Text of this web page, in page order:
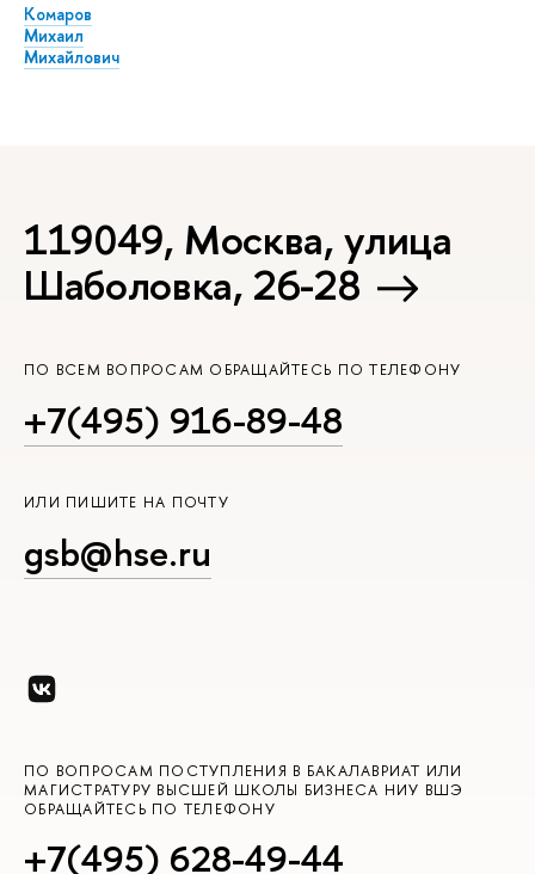
Комаров
Михаил
Михайлович
119049, Москва, улица
Шаболовка, 26-28
ПО ВСЕМ ВОПРОСАМ ОБРАЩАЙТЕСЬ ПО ТЕЛЕФОНУ
+7(495) 916-89-48
ИЛИ ПИШИТЕ НА ПОЧТУ
gsb@hse.ru
ПО ВОПРОСАМ ПОСТУПЛЕНИЯ В БАКАЛАВРИАТ ИЛИ
МАГИСТРАТУРУ ВЫСШЕЙ ШКОЛЫ БИЗНЕСА НИУ ВШЭ
ОБРАЩАЙТЕСЬ ПО ТЕЛЕФОНУ
+7(495) 628-49-44